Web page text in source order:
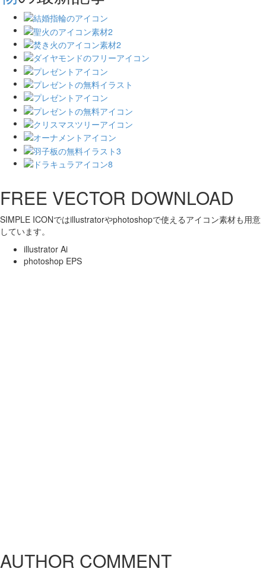
FREE VECTOR DOWNLOAD
SIMPLE ICONではillustratorやphotoshopで使えるアイコン素材も用意
しています。
illustrator Ai
photoshop EPS
AUTHOR COMMENT